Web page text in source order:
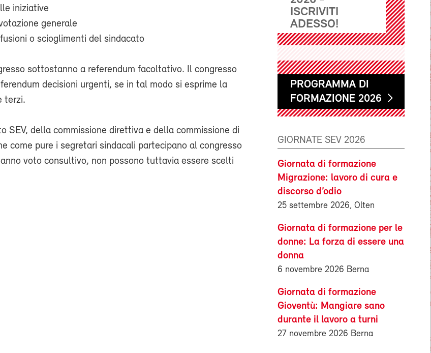
iniziative
generale
o scioglimenti del sindacato
sottostanno a referendum facoltativo. Il congresso
decisioni urgenti, se in tal modo si esprime la
terzi.
SEV, della commissione direttiva e della commissione di
come pure i segretari sindacali partecipano al congresso
voto consultivo, non possono tuttavia essere scelti
ISCRIVITI
ADESSO!
PROGRAMMA DI
FORMAZIONE 2026
GIORNATE SEV 2026
Giornata di formazione
Migrazione: lavoro di cura e
discorso d’odio
25 settembre 2026, Olten
Giornata di formazione per le
donne: La forza di essere una
donna
6 novembre 2026 Berna
Giornata di formazione
Gioventù: Mangiare sano
durante il lavoro a turni
27 novembre 2026 Berna